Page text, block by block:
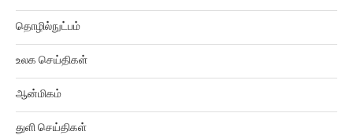
சினிமா செய்திகள்
விளையாட்டு
தொழில்நுட்பம்
உலக செய்திகள்